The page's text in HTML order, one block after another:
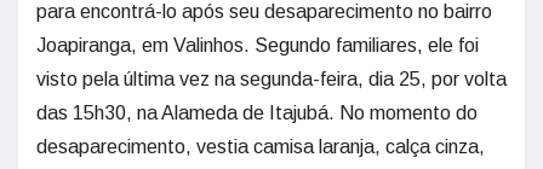
para encontrá-lo após seu desaparecimento no bairro
Joapiranga, em Valinhos. Segundo familiares, ele foi
visto pela última vez na segunda-feira, dia 25, por volta
das 15h30, na Alameda de Itajubá. No momento do
desaparecimento, vestia camisa laranja, calça cinza,